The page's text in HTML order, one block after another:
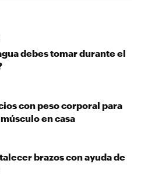
debes tomar durante el
con peso corporal para
en casa
brazos con ayuda de